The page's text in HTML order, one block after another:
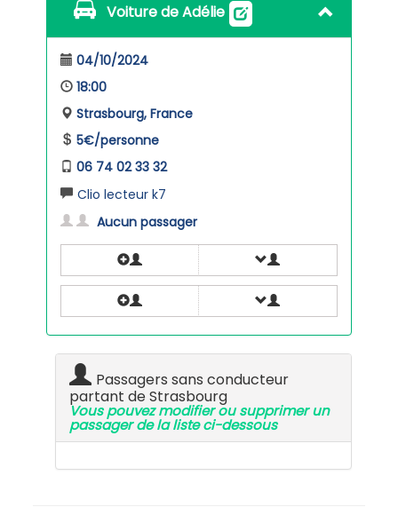
Voiture de Adélie
04/10/2024
18:00
Strasbourg, France
5€/personne
06 74 02 33 32
Clio lecteur k7
Aucun passager
Passagers sans conducteur
partant de Strasbourg
Vous pouvez modifier ou supprimer un
passager de la liste ci-dessous